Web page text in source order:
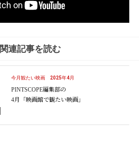
関連記事を読む
今月観たい映画 2025年4月
PINTSCOPE編集部の
4月「映画館で観たい映画」